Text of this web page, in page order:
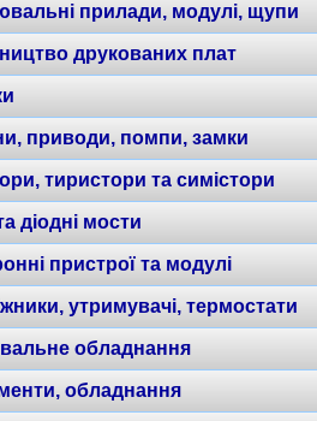
прилади, модулі, щупи
друкованих плат
приводи, помпи, замки
тиристори та симістори
діодні мости
пристрої та модулі
утримувачі, термостати
обладнання
обладнання